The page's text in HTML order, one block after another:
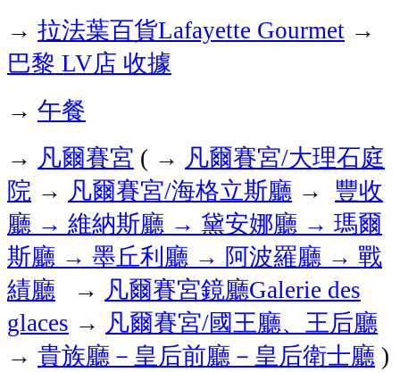
→ 拉法葉百貨Lafayette Gourmet →
巴黎 LV店 收據
→ 午餐
→ 凡爾賽宮 ( → 凡爾賽宮/大理石庭
院 → 凡爾賽宮/海格立斯廳 → 豐收
廳 → 維納斯廳 → 黛安娜廳 → 瑪爾
斯廳 → 墨丘利廳 → 阿波羅廳 → 戰
績廳 → 凡爾賽宮鏡廳Galerie des
glaces → 凡爾賽宮/國王廳、王后廳
→ 貴族廳－皇后前廳－皇后衛士廳 )